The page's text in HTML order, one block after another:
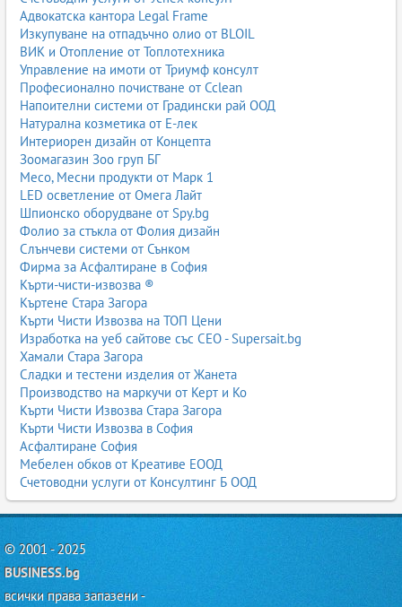
Адвокатска кантора Legal Frame
Изкупуване на отпадъчно олио от BLOIL
ВИК и Отопление от Топлотехника
Управление на имоти от Триумф консулт
Професионално почистване от Cclean
Напоителни системи от Градински рай ООД
Натурална козметика от Е-лек
Интериорен дизайн от Концепта
Зоомагазин Зоо груп БГ
Месо, Месни продукти от Марк 1
LED осветление от Омега Лайт
Шпионско оборудване от Spy.bg
Фолио за стъкла от Фолия дизайн
Слънчеви системи от Сънком
Фирма за Асфалтиране в София
Кърти-чисти-извозва ®
Къртене Стара Загора
Кърти Чисти Извозва на ТОП Цени
Изработка на уеб сайтове със СЕО - Supersait.bg
Хамали Стара Загора
Сладки и тестени изделия от Жанета
Производство на маркучи от Керт и Ко
Кърти Чисти Извозва Стара Загора
Кърти Чисти Извозва в София
Асфалтиране София
Мебелен обков от Креативе ЕООД
Счетоводни услуги от Консултинг Б ООД
© 2001 - 2025
BUSINESS.bg
всички права запазени -